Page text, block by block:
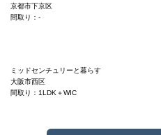
京都市下京区
間取り：-
ミッドセンチュリーと暮らす
大阪市西区
間取り：1LDK＋WIC